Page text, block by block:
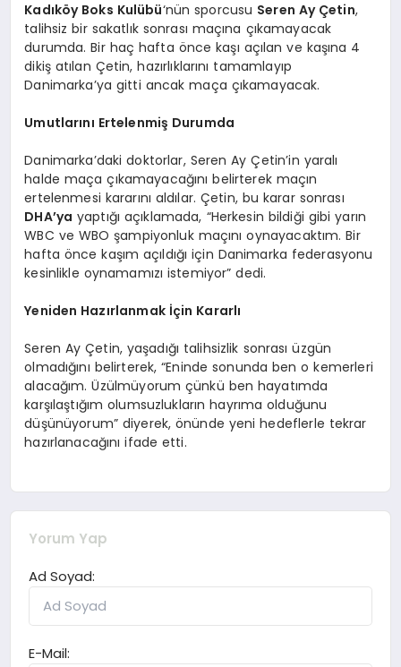
Kadıköy Boks Kulübü‘nün sporcusu Seren Ay Çetin,
talihsiz bir sakatlık sonrası maçına çıkamayacak
durumda. Bir haç hafta önce kaşı açılan ve kaşına 4
dikiş atılan Çetin, hazırlıklarını tamamlayıp
Danimarka’ya gitti ancak maça çıkamayacak.
Umutlarını Ertelenmiş Durumda
Danimarka’daki doktorlar, Seren Ay Çetin’in yaralı
halde maça çıkamayacağını belirterek maçın
ertelenmesi kararını aldılar. Çetin, bu karar sonrası
DHA’ya yaptığı açıklamada, “Herkesin bildiği gibi yarın
WBC ve WBO şampiyonluk maçını oynayacaktım. Bir
hafta önce kaşım açıldığı için Danimarka federasyonu
kesinlikle oynamamızı istemiyor” dedi.
Yeniden Hazırlanmak İçin Kararlı
Seren Ay Çetin, yaşadığı talihsizlik sonrası üzgün
olmadığını belirterek, “Eninde sonunda ben o kemerleri
alacağım. Üzülmüyorum çünkü ben hayatımda
karşılaştığım olumsuzlukların hayrıma olduğunu
düşünüyorum” diyerek, önünde yeni hedeflerle tekrar
hazırlanacağını ifade etti.
Yorum Yap
Ad Soyad:
E-Mail: